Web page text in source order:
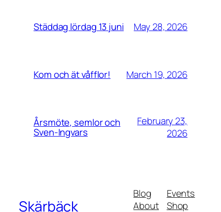
Städdag lördag 13 juni May 28, 2026
Kom och ät våfflor! March 19, 2026
Årsmöte, semlor och
Sven-Ingvars
February 23,
2026
Skärbäck
Blog
About
Events
Shop